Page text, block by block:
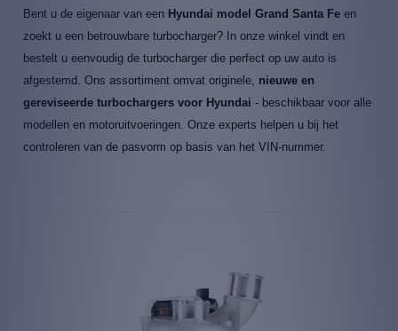
Bent u de eigenaar van een Hyundai model Grand Santa Fe en
zoekt u een betrouwbare turbocharger? In onze winkel vindt en
bestelt u eenvoudig de turbocharger die perfect op uw auto is
afgestemd. Ons assortiment omvat originele, nieuwe en
gereviseerde turbochargers voor Hyundai - beschikbaar voor alle
modellen en motoruitvoeringen. Onze experts helpen u bij het
controleren van de pasvorm op basis van het VIN-nummer.